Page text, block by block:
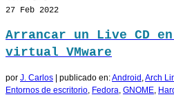
27 Feb 2022
Arrancar un Live CD en
virtual VMware
por J. Carlos publicado en:Android ,Arch
Entornos de escritorio, Fedora, GNOME,